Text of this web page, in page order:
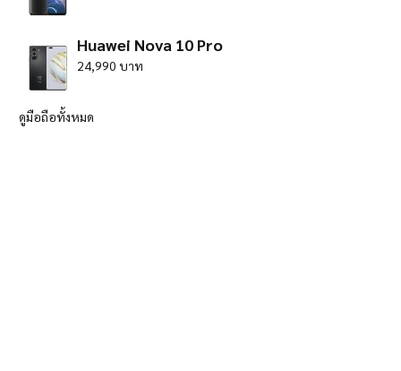
Huawei Nova 10 Pro
24,990 บาท
ดูมือถือทั้งหมด